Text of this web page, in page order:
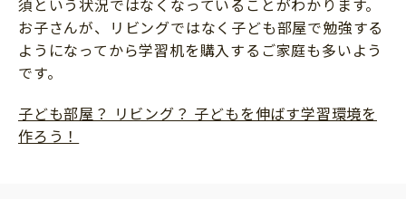
須という状況ではなくなっていることがわかります。
お子さんが、リビングではなく子ども部屋で勉強する
ようになってから学習机を購入するご家庭も多いよう
です。
子ども部屋？ リビング？ 子どもを伸ばす学習環境を
作ろう！